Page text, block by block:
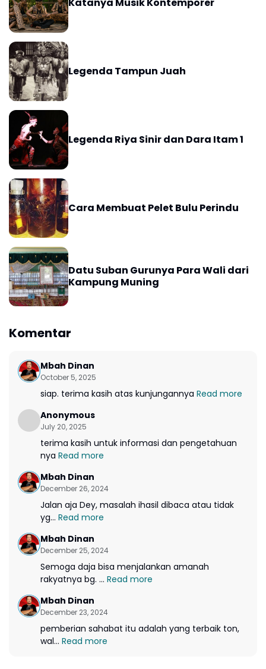
Legenda Tampun Juah
Legenda Riya Sinir dan Dara Itam 1
Cara Membuat Pelet Bulu Perindu
Datu Suban Gurunya Para Wali dari
Kampung Muning
Komentar
Mbah Dinan
October 5, 2025
siap. terima kasih atas kunjungannya Read more
Anonymous
July 20, 2025
terima kasih untuk informasi dan pengetahuan
nya Read more
Mbah Dinan
December 26, 2024
Jalan aja Dey, masalah ihasil dibaca atau tidak
yg... Read more
Mbah Dinan
December 25, 2024
Semoga daja bisa menjalankan amanah
rakyatnya bg. ... Read more
Mbah Dinan
December 23, 2024
pemberian sahabat itu adalah yang terbaik ton,
wal... Read more